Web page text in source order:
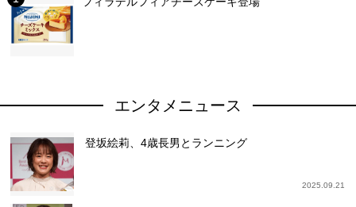
エンタメニュース
登坂絵莉、4歳長男とランニング
2025.09.21